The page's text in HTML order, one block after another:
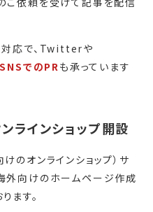
対応で、Twitterや
SNSでのPR も承っています
ラインショップ開設
けのオンラインショップ）サ
外向けのホームページ作成
ます。